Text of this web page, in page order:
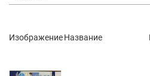
ИзображениеНазвание